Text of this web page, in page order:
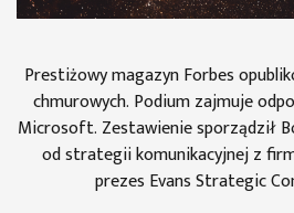
Prestiżowy magazyn Forbes
chmurowych. Podium zajmuje
Microsoft. Zestawienie sporządził
od strategii komunikacyjnej z
prezes Evans Strategic